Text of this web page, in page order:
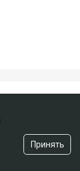
Принять